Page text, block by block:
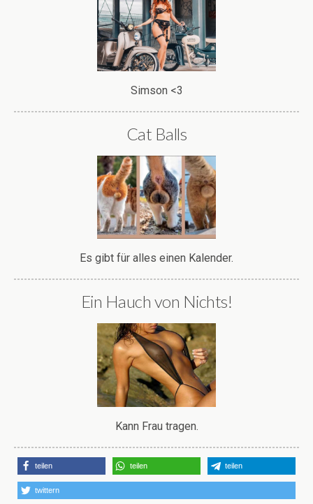
Simson <3
Cat Balls
Es gibt für alles einen Kalender.
Ein Hauch von Nichts!
Kann Frau tragen.
teilen teilen teilen
twittern